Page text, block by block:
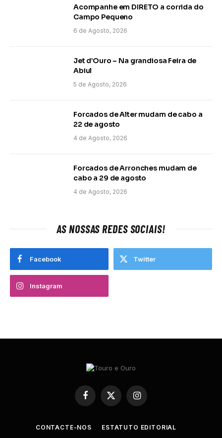
Acompanhe em DIRETO a corrida do
Campo Pequeno
6 de Agosto, 2026
Jet d’Ouro – Na grandiosa Feira de
Abiul
5 de Agosto, 2026
Forcados de Alter mudam de cabo a
22 de agosto
4 de Agosto, 2026
Forcados de Arronches mudam de
cabo a 29 de agosto
4 de Agosto, 2026
AS NOSSAS REDES SOCIAIS!
Facebook Twitter
Instagram
Facebook
X
Instagram
CONTACTE-NOS ESTATUTO EDITORIAL